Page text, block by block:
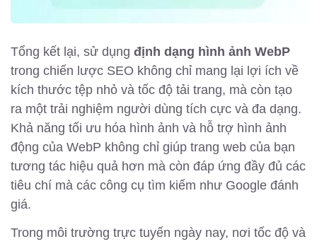
Tổng kết lại, sử dụng định dạng hình ảnh WebP
trong chiến lược SEO không chỉ mang lại lợi ích về
kích thước tệp nhỏ và tốc độ tải trang, mà còn tạo
ra một trải nghiệm người dùng tích cực và đa dạng.
Khả năng tối ưu hóa hình ảnh và hỗ trợ hình ảnh
động của WebP không chỉ giúp trang web của bạn
tương tác hiệu quả hơn mà còn đáp ứng đầy đủ các
tiêu chí mà các công cụ tìm kiếm như Google đánh
giá.
Trong môi trường trực tuyến ngày nay, nơi tốc độ và